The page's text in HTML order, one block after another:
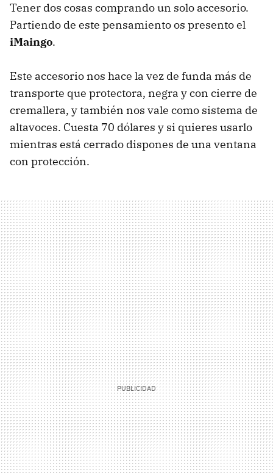
Tener dos cosas comprando un solo accesorio.
Partiendo de este pensamiento os presento el
iMaingo.
Este accesorio nos hace la vez de funda más de
transporte que protectora, negra y con cierre de
cremallera, y también nos vale como sistema de
altavoces. Cuesta 70 dólares y si quieres usarlo
mientras está cerrado dispones de una ventana
con protección.